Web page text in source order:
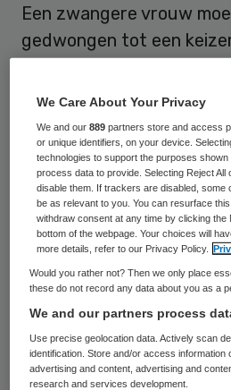
Een zwangere vrouw
gedwongen tot een
geding is, moet de arts
kunnen stappen. Die kan
ingreep, ook al weigert
artsen van het Erasmus
rechters pleiten daar
Medisch Contact.
Nu is het zo dat de
een keizersnee krijgt.
de baby is een keizersnee
Het is niet bekend hoe
Nederland voorkomt,
We Care About Your Privacy
We and our889 partners store and access
or unique identifiers, on your device.
technologies to support the purposes
process data to provide. Selecting Reject All
disable them. If trackers are disabled, some
be as relevant to you. You can resurface
withdraw consent at any time by clicking
bottom of the webpage. Your choices will
more details, refer to our Privacy Policy.
Would you rather not? Then we only place
these do not record any data about you as a
We and our partners process
Use precise geolocation data. Actively scan
identification. Store and/or access information
advertising and content, advertising and
research and services development.